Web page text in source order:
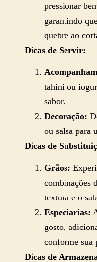
pressionar
garantindo
quebre ao
Dicas de Servir:
tahini ou
sabor.
Decoração:
ou salsa para
Dicas de
Grãos:
combinações
textura e o
Especiarias:
gosto,
conforme sua
Dicas de